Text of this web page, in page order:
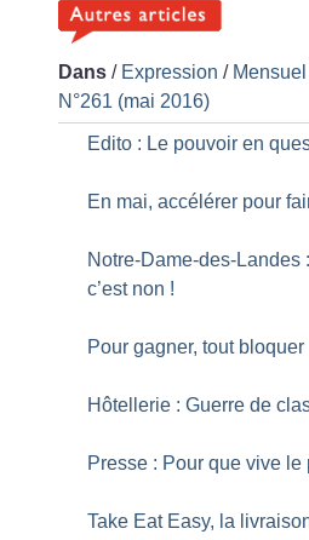
Dans / Expression / Mensuel
N°261 (mai 2016)
Edito : Le pouvoir en
En mai, accélérer pour
Notre-Dame-des-Landes
c’est non !
Pour gagner, tout bloquer
Hôtellerie : Guerre de
Presse : Pour que vive le
Take Eat Easy, la